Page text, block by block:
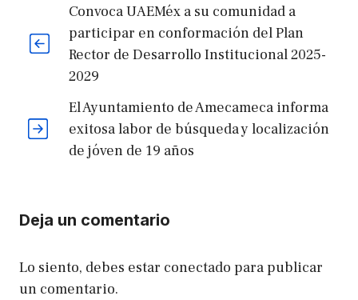
Convoca UAEMéx a su comunidad a
participar en conformación del Plan
Rector de Desarrollo Institucional 2025-
2029
El Ayuntamiento de Amecameca informa
exitosa labor de búsqueda y localización
de jóven de 19 años
Deja un comentario
Lo siento, debes estar conectado para publicar
un comentario.